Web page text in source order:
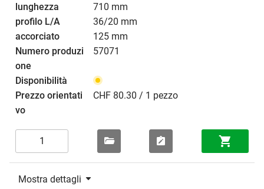
710 mm
36/20 mm
125 mm
57071
CHF 80.30 / 1 pezzo
Mostra dettagli